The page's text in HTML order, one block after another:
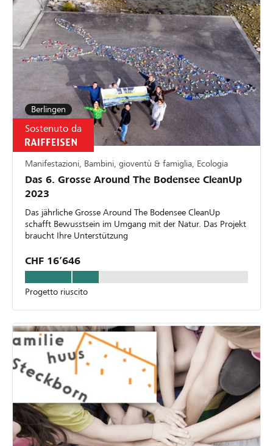
Berlingen
Sostenuto da
Manifestazioni, Bambini, gioventù & famiglia, Ecologia
Das 6. Grosse Around The Bodensee CleanUp
2023
Das jährliche Grosse Around The Bodensee CleanUp
schafft Bewusstsein im Umgang mit der Natur. Das Projekt
braucht Ihre Unterstützung
CHF 16’646
Progetto riuscito